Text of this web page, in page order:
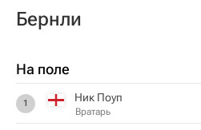
Бернли
На поле
1 Ник Поуп
Вратарь